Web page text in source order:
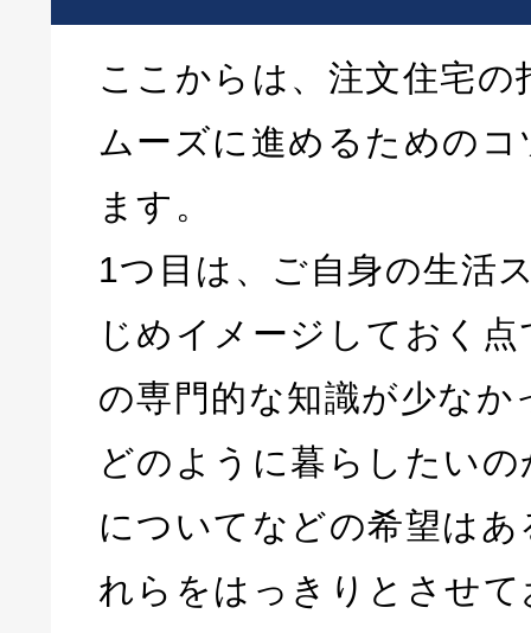
ここからは、注文住宅
ムーズに進めるための
ます。
1つ目は、ご自身の生活
じめイメージしておく
の専門的な知識が少なか
どのように暮らしたい
についてなどの希望は
れらをはっきりとさせ